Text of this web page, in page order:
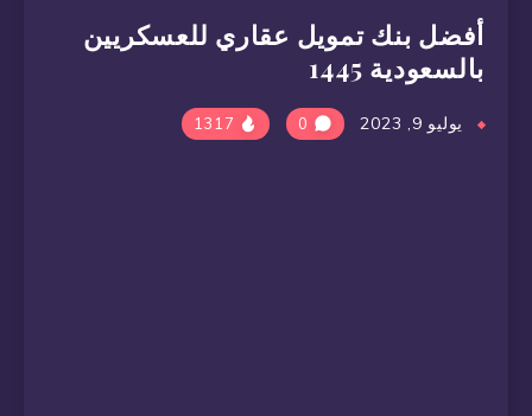
أفضل بنك تمويل عقاري للعسكريين
بالسعودية 1445
يوليو 9, 2023 0